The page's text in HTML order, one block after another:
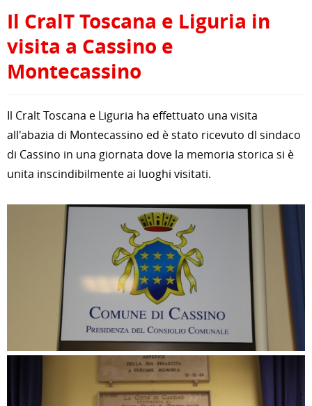
Il CralT Toscana e Liguria in
visita a Cassino e
Montecassino
Il Cralt Toscana e Liguria ha effettuato una visita
all'abazia di Montecassino ed è stato ricevuto dl sindaco
di Cassino in una giornata dove la memoria storica si è
unita inscindibilmente ai luoghi visitati.